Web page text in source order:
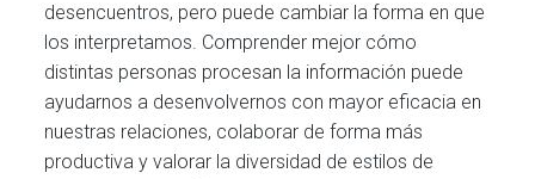
desencuentros, pero puede cambiar la forma en que
los interpretamos. Comprender mejor cómo
distintas personas procesan la información puede
ayudarnos a desenvolvernos con mayor eficacia en
nuestras relaciones, colaborar de forma más
productiva y valorar la diversidad de estilos de